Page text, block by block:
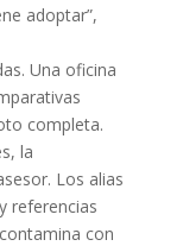
adoptar”,
Una oficina
completa.
la
Los alias
referencias
con